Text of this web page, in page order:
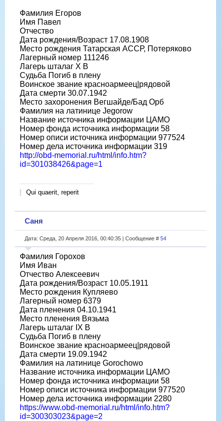
Фамилия Егоров
Имя Павел
Отчество
Дата рождения/Возраст 17.08.1908
Место рождения Татарская АССР, Потеряково
Лагерный номер 111246
Лагерь шталаг X B
Судьба Погиб в плену
Воинское звание красноармеец|рядовой
Дата смерти 30.07.1942
Место захоронения Вегшайде/Бад Орб
Фамилия на латинице Jegorow
Название источника информации ЦАМО
Номер фонда источника информации 58
Номер описи источника информации 977524
Номер дела источника информации 319
http://obd-memorial.ru/html/info.htm?
id=301038426&page=1
Qui quaerit, reperit
Саня
Дата: Среда, 20 Апреля 2016, 00:40:35 | Сообщение # 54
Фамилия Горохов
Имя Иван
Отчество Алексеевич
Дата рождения/Возраст 10.05.1911
Место рождения Купляево
Лагерный номер 6379
Дата пленения 04.10.1941
Место пленения Вязьма
Лагерь шталаг IX B
Судьба Погиб в плену
Воинское звание красноармеец|рядовой
Дата смерти 19.09.1942
Фамилия на латинице Gorochowo
Название источника информации ЦАМО
Номер фонда источника информации 58
Номер описи источника информации 977520
Номер дела источника информации 2280
https://www.obd-memorial.ru/html/info.htm?
id=300303023&page=2